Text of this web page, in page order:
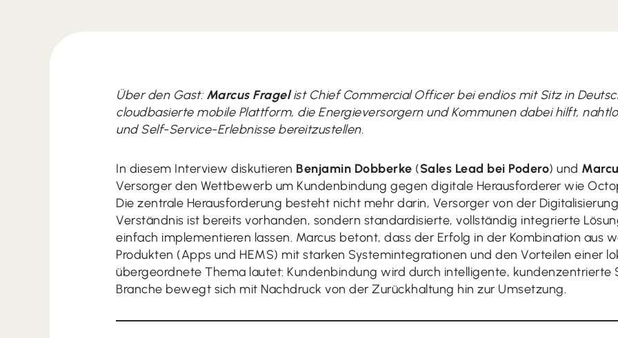
Über den Gast:Marcus Fragelist Chief Commercial Officer bei endios mit Sitz in
cloudbasierte mobile Plattform, die Energieversorgern und Kommunen dabei hilft,
und Self-Service-Erlebnisse bereitzustellen.
In diesem Interview diskutieren Benjamin Dobberke (Sales Lead bei Podero) und
Versorger den Wettbewerb um Kundenbindung gegen digitale Herausforderer wie
Die zentrale Herausforderung besteht nicht mehr darin, Versorger von der
Verständnis ist bereits vorhanden, sondern standardisierte, vollständig integrierte
einfach implementieren lassen. Marcus betont, dass der Erfolg in der Kombination aus
Produkten (Apps und HEMS) mit starken Systemintegrationen und den Vorteilen einer
übergeordnete Thema lautet: Kundenbindung wird durch intelligente, kundenzentrierte
Branche bewegt sich mit Nachdruck von der Zurückhaltung hin zur Umsetzung.